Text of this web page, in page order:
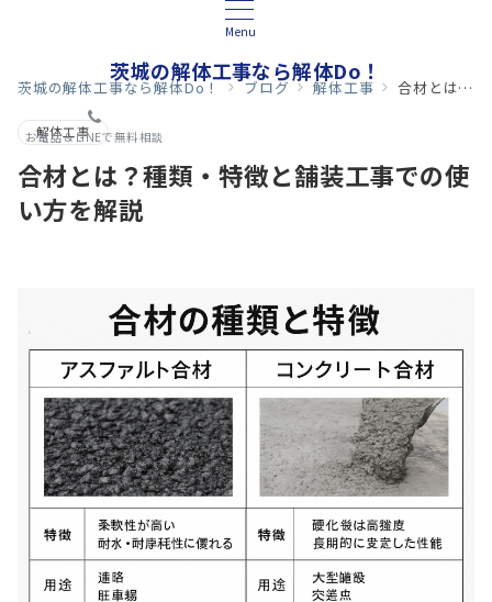
Menu
茨城の解体工事なら解体Do！
お電話＆LINEで無料相談
茨城の解体工事なら解体Do！ ブログ 解体工事 合材とは？種類・特徴と舗装工事での使い方を解説
解体工事
合材とは？種類・特徴と舗装工事での使
い方を解説